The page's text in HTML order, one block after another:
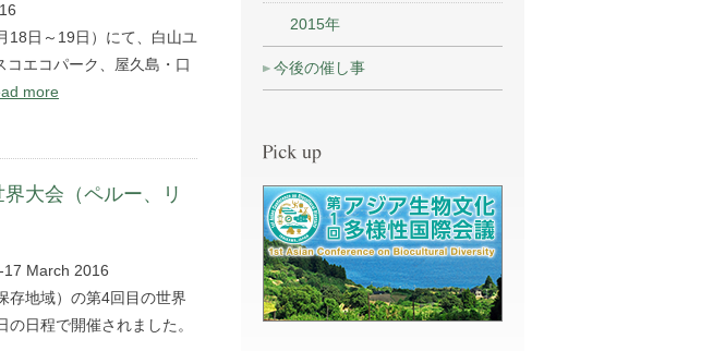
18日～19日）にて、白山ユ
エコパーク、屋久島・口
more
大会（ペルー、リ
17 March 2016
存地域）の第4回目の世界
日程で開催されました。
2015年
今後の催し事